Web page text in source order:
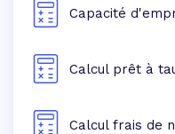
Capacité
Calcul prêt à
Calcul frais de